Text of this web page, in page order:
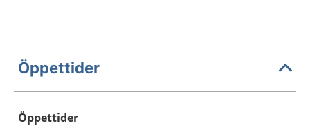
Öppettider
Öppettider